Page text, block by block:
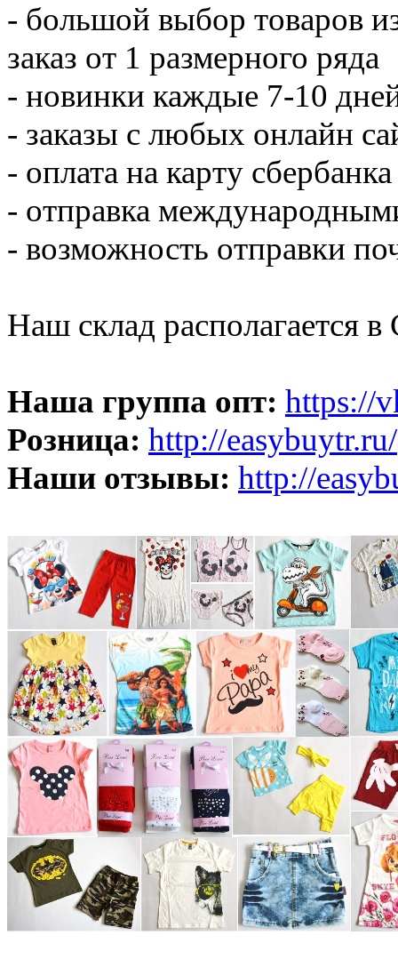
- большой выбор товаров
заказ от 1 размерного ряда
- новинки каждые 7-10
- заказы с любых онлайн
- оплата на карту сбербанка
- отправка
- возможность отправки
Наш склад располагается в
Наша группа опт: https://
Розница: http://easybuytr.ru/
Наши отзывы: http://